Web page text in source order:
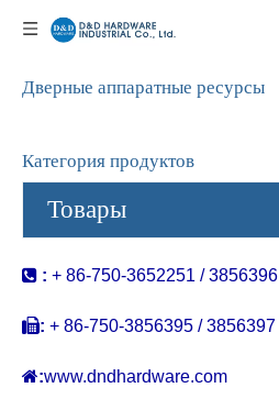
Дверные аппаратные ресурсы
Категория продуктов
Товары
 : + 86-750-3652251 / 3856396
: + 86-750-3856395 / 3856397
:www.dndhardware.com